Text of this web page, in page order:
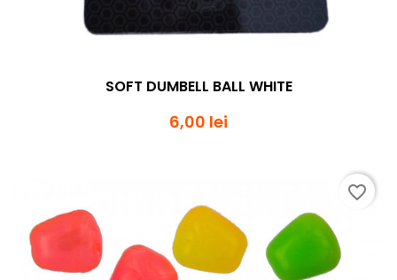
SOFT DUMBELL BALL WHITE
6,00 lei
favorite_border